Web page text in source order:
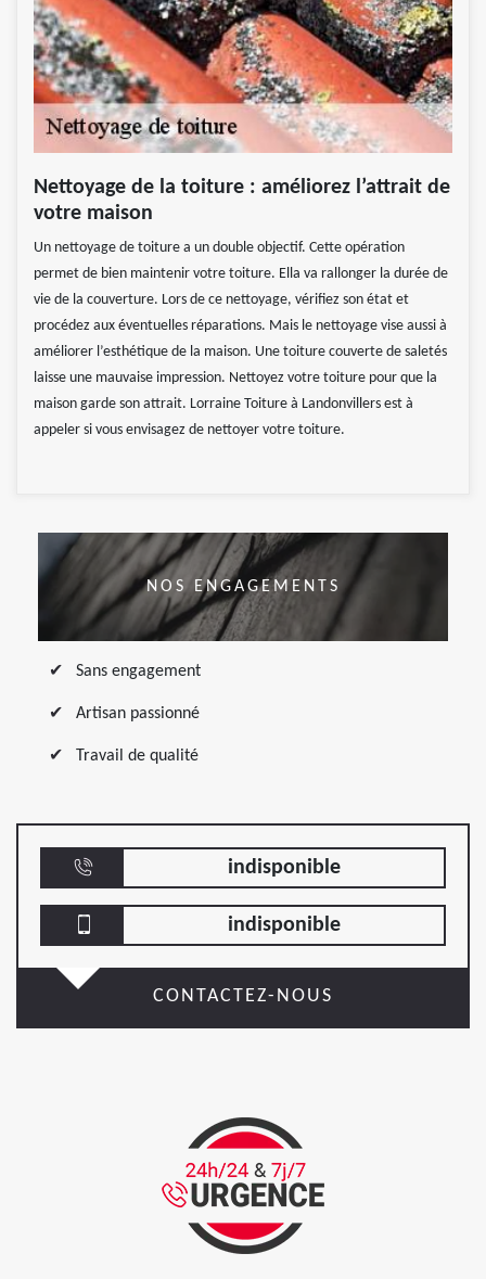
Nettoyage de la toiture : améliorez l’attrait de
votre maison
Un nettoyage de toiture a un double objectif. Cette opération
permet de bien maintenir votre toiture. Ella va rallonger la durée de
vie de la couverture. Lors de ce nettoyage, vérifiez son état et
procédez aux éventuelles réparations. Mais le nettoyage vise aussi à
améliorer l’esthétique de la maison. Une toiture couverte de saletés
laisse une mauvaise impression. Nettoyez votre toiture pour que la
maison garde son attrait. Lorraine Toiture à Landonvillers est à
appeler si vous envisagez de nettoyer votre toiture.
NOS ENGAGEMENTS
Sans engagement
Artisan passionné
Travail de qualité
indisponible
indisponible
CONTACTEZ-NOUS